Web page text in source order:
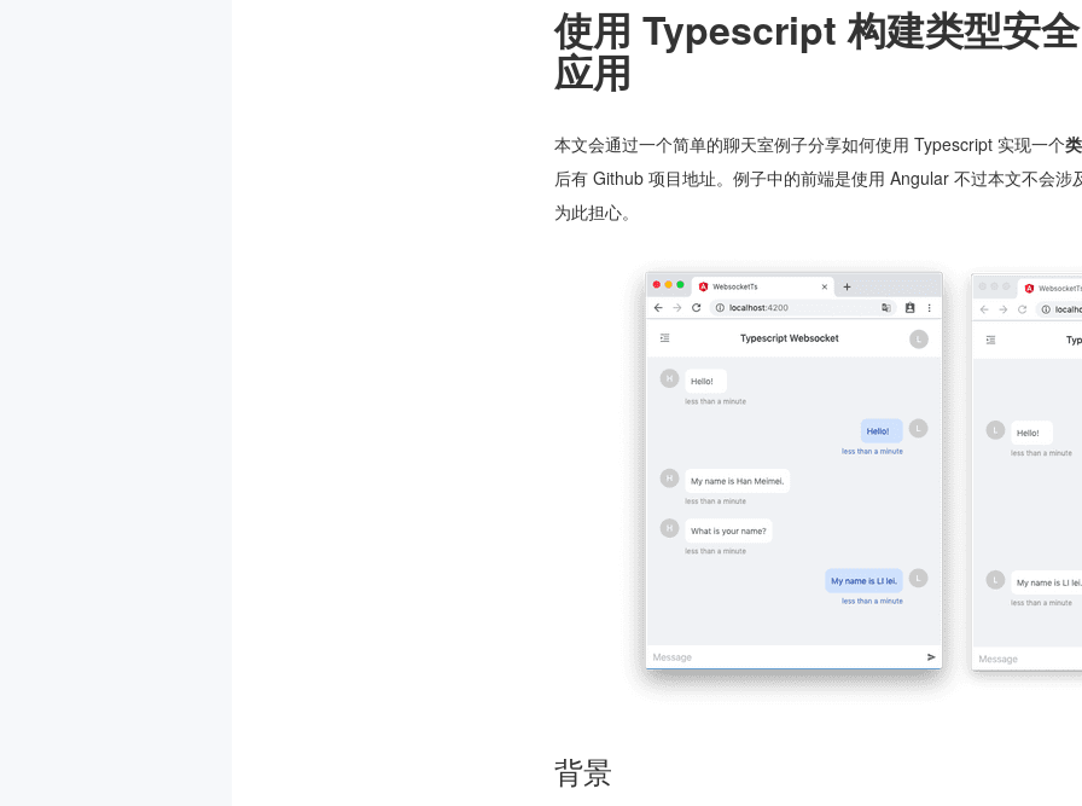
使用 Typescript 构建类型安
应用
本文会通过一个简单的聊天室例子分享如何使用 Typescript 实现一个
后有 Github 项目地址。例子中的前端是使用 Angular 不过本文不会
为此担心。
背景